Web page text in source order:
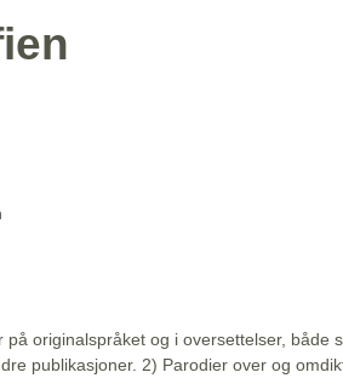
originalspråket og i oversettelser, både
publikasjoner. 2) Parodier over og